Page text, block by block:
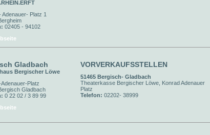
Adenauer- Platz 1
02405 - 94102
Gladbach
Bergischer Löwe
Platz
Gladbach
0 22 02 / 3 89 99
VORVERKAUFSSTELLEN
51465 Bergisch- Gladbach
Theaterkasse Bergischer Löwe, Konrad Adenauer
Platz
Telefon: 02202- 38999